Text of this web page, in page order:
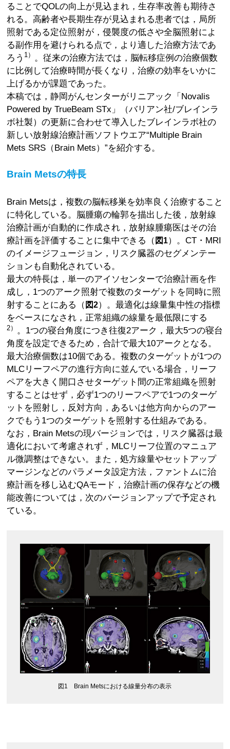
ることでQOLの向上が見込まれ，生存率改善も期待さ
れる。高齢者や長期生存が見込まれる患者では，局所
照射である定位照射が，侵襲度の低さや全脳照射によ
る副作用を避けられる点で，より適した治療方法であ
ろう 1）
。従来の治療方法では，脳転移症例の治療個数
に比例して治療時間が長くなり，治療の効率をいかに
上げるかが課題であった。
本稿では，静岡がんセンターがリニアック「Novalis
Powered by TrueBeam STx」（バリアン社/ブレインラ
ボ社製）の更新に合わせて導入したブレインラボ社の
新しい放射線治療計画ソフトウエア“Multiple Brain
Mets SRS（Brain Mets）”を紹介する。
Brain Metsの特長
Brain Metsは，複数の脳転移巣を効率良く治療すること
に特化している。脳腫瘍の輪郭を描出した後，放射線
治療計画が自動的に作成され，放射線腫瘍医はその治
療計画を評価することに集中できる（ 図1）。CT・MRI
のイメージフュージョン，リスク臓器のセグメンテー
ションも自動化されている。
最大の特長は，単一のアイソセンターで治療計画を作
成し，1つのアーク照射で複数のターゲットを同時に照
射することにある（ 図2）。最適化は線量集中性の指標
をベースになされ，正常組織の線量を最低限にする
2） 。1つの寝台角度につき往復2アーク，最大5つの寝台
角度を設定できるため，合計で最大10アークとなる。
最大治療個数は10個である。複数のターゲットが1つの
MLCリーフペアの進行方向に並んでいる場合，リーフ
ペアを大きく開口させターゲット間の正常組織を照射
することはせず，必ず1つのリーフペアで1つのターゲ
ットを照射し，反対方向，あるいは他方向からのアー
クでもう1つのターゲットを照射する仕組みである。
なお，Brain Metsの現バージョンでは，リスク臓器は最
適化において考慮されず，MLCリーフ位置のマニュア
ル微調整はできない。また，処方線量やセットアップ
マージンなどのパラメータ設定方法，ファントムに治
療計画を移し込むQAモード，治療計画の保存などの機
能改善については，次のバージョンアップで予定され
ている。
図1 Brain Metsにおける線量分布の表示